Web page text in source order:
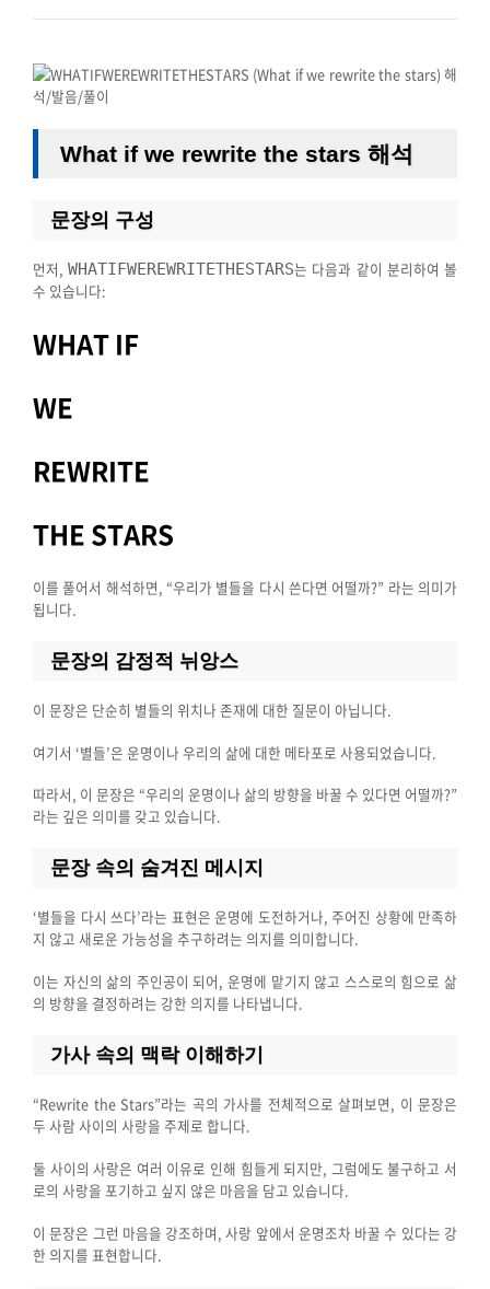
What if we rewrite the stars 해석
문장의 구성
먼저,WHATIFWEREWRITETHESTARS는 다음과 같이 분리하여 볼
수 있습니다:
WHAT IF
WE
REWRITE
THE STARS
이를 풀어서 해석하면, “우리가 별들을 다시 쓴다면 어떨까?” 라는 의미가
됩니다.
문장의 감정적 뉘앙스
이 문장은 단순히 별들의 위치나 존재에 대한 질문이 아닙니다.
여기서 ‘별들’은 운명이나 우리의 삶에 대한 메타포로 사용되었습니다.
따라서, 이 문장은 “우리의 운명이나 삶의 방향을 바꿀 수 있다면 어떨까?”
라는 깊은 의미를 갖고 있습니다.
문장 속의 숨겨진 메시지
‘별들을 다시 쓰다’라는 표현은 운명에 도전하거나, 주어진 상황에 만족하
지 않고 새로운 가능성을 추구하려는 의지를 의미합니다.
이는 자신의 삶의 주인공이 되어, 운명에 맡기지 않고 스스로의 힘으로 삶
의 방향을 결정하려는 강한 의지를 나타냅니다.
가사 속의 맥락 이해하기
“Rewrite the Stars”라는 곡의 가사를 전체적으로 살펴보면, 이 문장은
두 사람 사이의 사랑을 주제로 합니다.
둘 사이의 사랑은 여러 이유로 인해 힘들게 되지만, 그럼에도 불구하고 서
로의 사랑을 포기하고 싶지 않은 마음을 담고 있습니다.
이 문장은 그런 마음을 강조하며, 사랑 앞에서 운명조차 바꿀 수 있다는 강
한 의지를 표현합니다.